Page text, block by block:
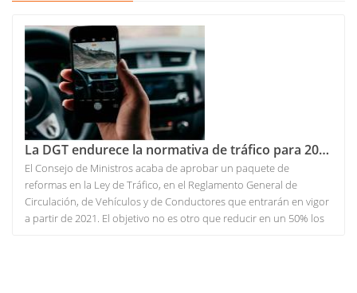
La DGT endurece la normativa de tráfico para 2021. Todas las novedades
El Consejo de Ministros acaba de aprobar un paquete de
reformas en la Ley de Tráfico, en el Reglamento General de
Circulación, de Vehículos y de Conductores que entrarán en vigor
a partir de 2021. El objetivo no es otro que reducir en un 50% los